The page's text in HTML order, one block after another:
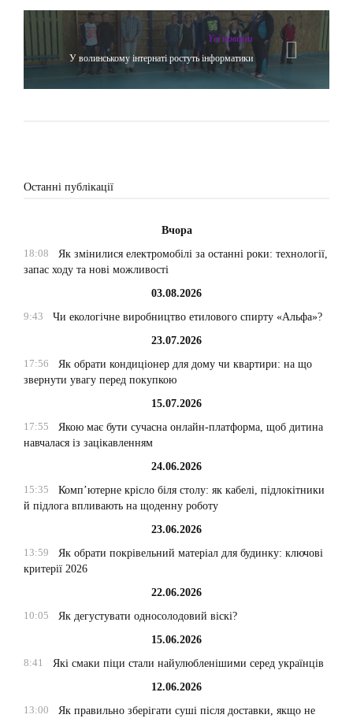
Yсі новини
У волинському інтернаті ростуть інформатики
Останні публікації
Вчора
18:08
Як змінилися електромобілі за останні роки: технології,
запас ходу та нові можливості
03.08.2026
9:43
Чи екологічне виробництво етилового спирту «Альфа»?
23.07.2026
17:56
Як обрати кондиціонер для дому чи квартири: на що
звернути увагу перед покупкою
15.07.2026
17:55
Якою має бути сучасна онлайн-платформа, щоб дитина
навчалася із зацікавленням
24.06.2026
15:35
Комп’ютерне крісло біля столу: як кабелі, підлокітники
й підлога впливають на щоденну роботу
23.06.2026
13:59
Як обрати покрівельний матеріал для будинку: ключові
критерії 2026
22.06.2026
10:05
Як дегустувати односолодовий віскі?
15.06.2026
8:41
Які смаки піци стали найулюбленішими серед українців
12.06.2026
13:00
Як правильно зберігати суші після доставки, якщо не